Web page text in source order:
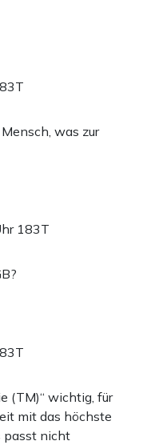
was zur
183T
(TM)“ wichtig, für
mit das höchste
passt nicht